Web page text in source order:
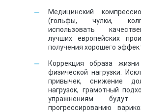
Медицинский
(гольфы, чулки,
использовать
лучших европейских
получения хорошего
Коррекция образа
физической нагрузки.
привычек, снижение
нагрузок, грамотный
упражнениям будут
прогрессированию